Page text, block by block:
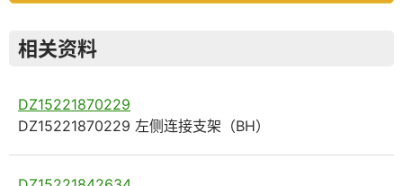
相关资料
DZ15221870229
DZ15221870229 左侧连接支架（BH）